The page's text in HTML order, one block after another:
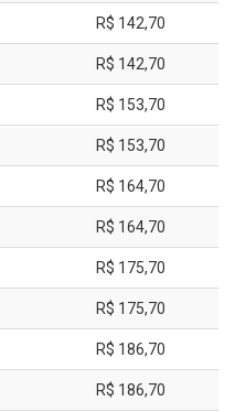
R$ 142,70
R$ 142,70
R$ 153,70
R$ 153,70
R$ 164,70
R$ 164,70
R$ 175,70
R$ 175,70
R$ 186,70
R$ 186,70